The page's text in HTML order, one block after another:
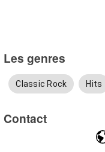
Les genres
Classic Rock Hits
Contact